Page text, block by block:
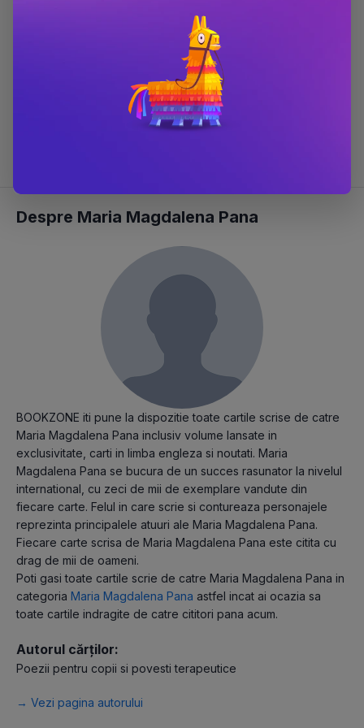
9786063608148
Carti educative
Carti 3-5 ani
Carti 6-8 ani
Carti pentru copii
Despre Maria Magdalena Pana
BOOKZONE iti pune la dispozitie toate cartile scrise de catre
Maria Magdalena Pana inclusiv volume lansate in
exclusivitate, carti in limba engleza si noutati. Maria
Magdalena Pana se bucura de un succes rasunator la nivelul
international, cu zeci de mii de exemplare vandute din
fiecare carte. Felul in care scrie si contureaza personajele
reprezinta principalele atuuri ale Maria Magdalena Pana.
Fiecare carte scrisa de Maria Magdalena Pana este citita cu
drag de mii de oameni.
Poti gasi toate cartile scrie de catre Maria Magdalena Pana in
categoria Maria Magdalena Pana astfel incat ai ocazia sa
toate cartile indragite de catre cititori pana acum.
Autorul cărților:
Poezii pentru copii si povesti terapeutice
→ Vezi pagina autorului